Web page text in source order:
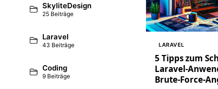
SkyliteDesign
25 Beiträge
Laravel
43 Beiträge
Coding
9 Beiträge
LARAVEL
5 Tipps zum
Laravel-
Brute-Force-